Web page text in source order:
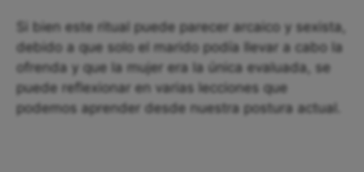
Si bien este ritual puede parecer arcaico y sexista,
debido a que solo el marido podía llevar a cabo la
ofrenda y que la mujer era la única evaluada, se
puede reflexionar en varias lecciones que
podemos aprender desde nuestra postura actual.